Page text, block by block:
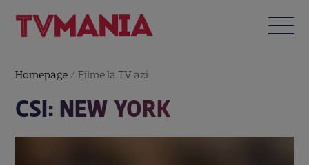
Homepage /Filme la TV azi
CSI: NEW YORK